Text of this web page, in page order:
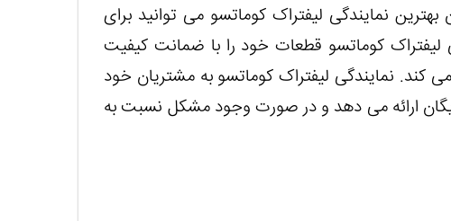
نمایندگی لیفتراک کوماتسو می توانید برای
لیفتراک کوماتسو قطعات خود را با ضمانت کیفیت
کند. نمایندگی لیفتراک کوماتسو به مشتریان خود
ارائه می دهد و در صورت وجود مشکل نسبت به